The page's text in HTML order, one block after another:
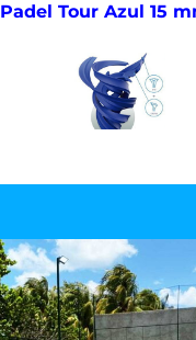
Padel Tour Azul 15